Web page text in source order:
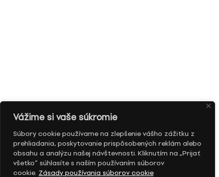
Vážime si vaše súkromie
Súbory cookie používame na zlepšenie vášho zážitku z
prehliadania, poskytovanie prispôsobených reklám alebo
obsahu a analýzu našej návštevnosti. Kliknutím na „Prijať
všetko“ súhlasíte s naším používaním súborov
cookie. Zásady používania súborov cookie